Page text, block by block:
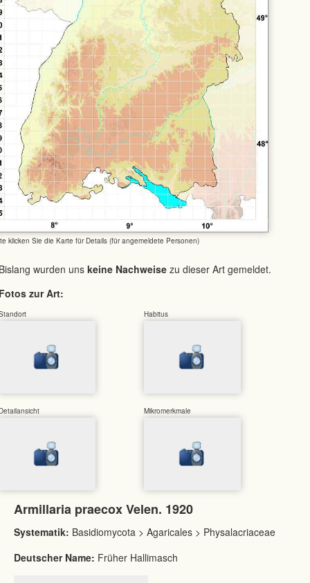
klicken Sie die Karte für Details (für angemeldete Personen)
wurden uns keine Nachweise zu dieser Art gemeldet.
zur Art:
Habitus
Mikromerkmale
Armillaria praecox Velen. 1920
Systematik: Basidiomycota > Agaricales > Physalacriaceae
Deutscher Name: Früher Hallimasch